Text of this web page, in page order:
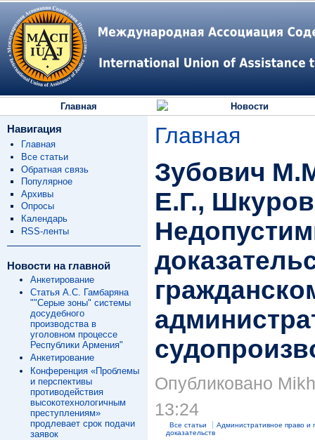
Главная Новости
Навигация
Главная
Все статьи
Обратная связь
Популярное
Архивы
Опросы
Календарь
RSS-ленты
Новости на главной
Анкетирование
Статья А.С. Гамбаряна
""Серые зоны" системы
досудебного
производства в
уголовном процессе
Республики Армения"
Анкетирование
Конференция «Проблемы
и перспективы
противодействия
высокотехнологичным
преступлениям»
продлевает срок подачи
заявок
Главная
Зубович
Е.Г.,
Опубликовано
13:24
Все статьи
Административное право и
доказательств